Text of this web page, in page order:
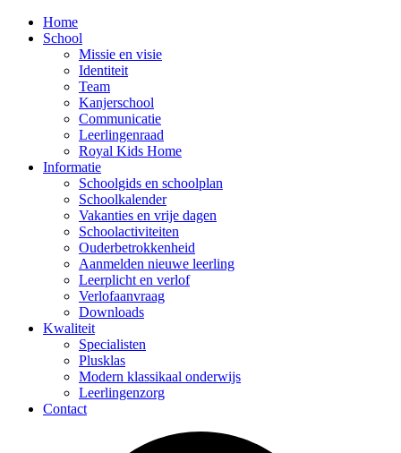
Home
School
Missie en visie
Identiteit
Team
Kanjerschool
Communicatie
Leerlingenraad
Royal Kids Home
Informatie
Schoolgids en schoolplan
Schoolkalender
Vakanties en vrije dagen
Schoolactiviteiten
Ouderbetrokkenheid
Aanmelden nieuwe leerling
Leerplicht en verlof
Verlofaanvraag
Downloads
Kwaliteit
Specialisten
Plusklas
Modern klassikaal onderwijs
Leerlingenzorg
Contact